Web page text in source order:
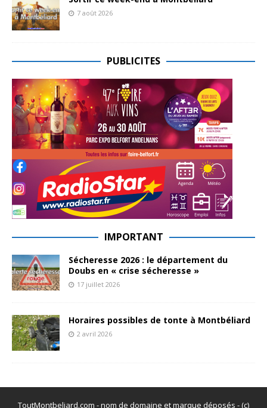
7 août 2026
PUBLICITES
IMPORTANT
Sécheresse 2026 : le département du
Doubs en « crise sécheresse »
17 juillet 2026
Horaires possibles de tonte à Montbéliard
2 avril 2026
ToutMontbeliard.com - nom de domaine et marque déposés - (c)